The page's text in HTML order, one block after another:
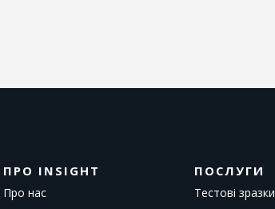
ПРО INSIGHT
Про нас
ПОСЛУГИ
Тестові зразки